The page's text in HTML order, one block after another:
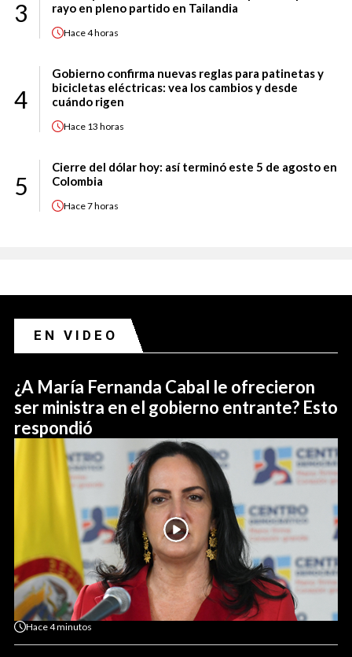
3
rayo en pleno partido en Tailandia
Hace4 horas
4
Gobierno confirma nuevas reglas para patinetas y
bicicletas eléctricas: vea los cambios y desde
cuándo rigen
Hace 13 horas
5
Cierre del dólar hoy: así terminó este 5 de agosto en
Colombia
Hace7 horas
EN VIDEO
¿A María Fernanda Cabal le ofrecieron
ser ministra en el gobierno entrante? Esto
respondió
Hace4 minutos